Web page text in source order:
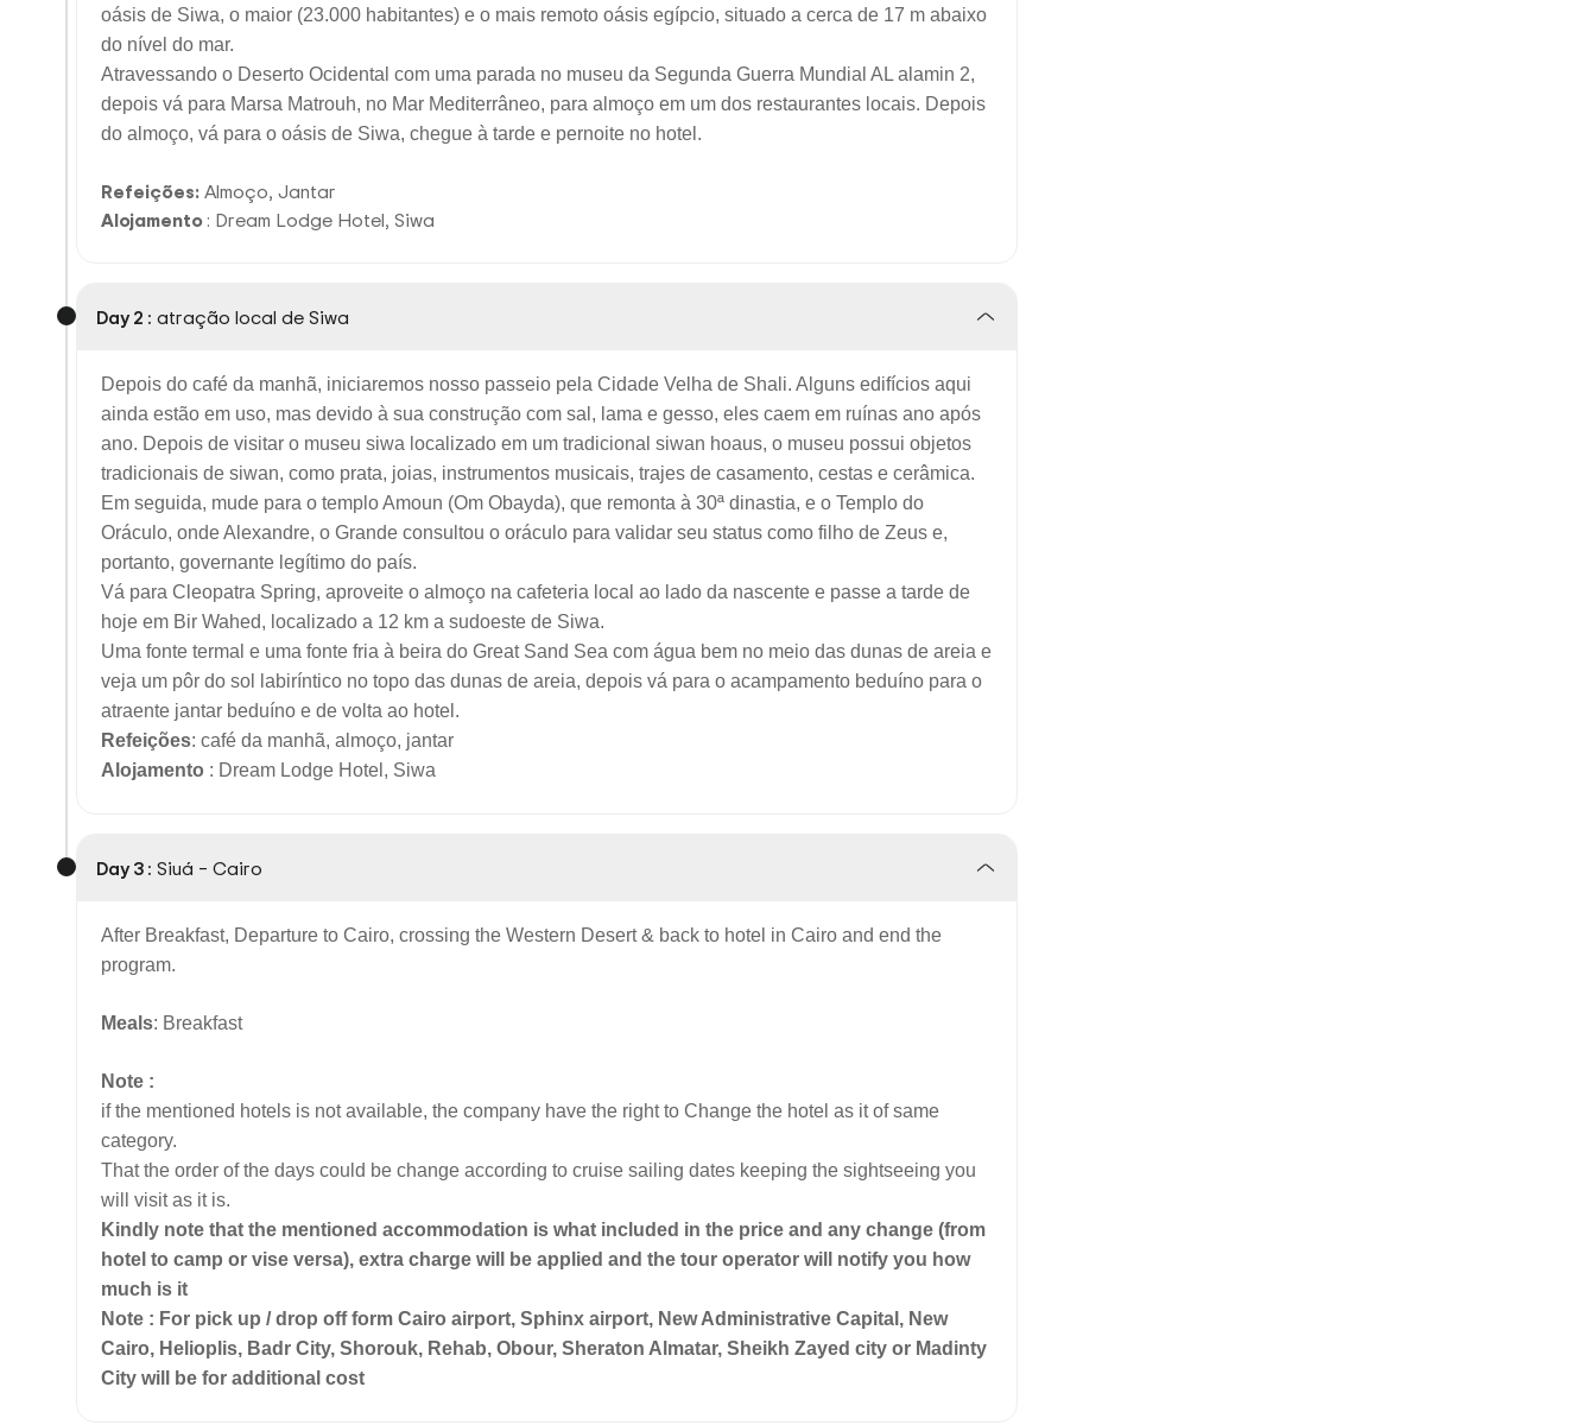
oásis de Siwa, o maior (23.000 habitantes) e o mais remoto oásis egípcio, situado a cerca de 17 m abaixo
do nível do mar.
Atravessando o Deserto Ocidental com uma parada no museu da Segunda Guerra Mundial AL alamin 2,
depois vá para Marsa Matrouh, no Mar Mediterrâneo, para almoço em um dos restaurantes locais. Depois
do almoço, vá para o oásis de Siwa, chegue à tarde e pernoite no hotel.
Refeições:Almoço, Jantar
Alojamento: Dream Lodge Hotel, Siwa
Day 2 : atração local de Siwa
Depois do café da manhã, iniciaremos nosso passeio pela Cidade Velha de Shali. Alguns edifícios aqui
ainda estão em uso, mas devido à sua construção com sal, lama e gesso, eles caem em ruínas ano após
ano. Depois de visitar o museu siwa localizado em um tradicional siwan hoaus, o museu possui objetos
tradicionais de siwan, como prata, joias, instrumentos musicais, trajes de casamento, cestas e cerâmica.
Em seguida, mude para o templo Amoun (Om Obayda), que remonta à 30ª dinastia, e o Templo do
Oráculo, onde Alexandre, o Grande consultou o oráculo para validar seu status como filho de Zeus e,
portanto, governante legítimo do país.
Vá para Cleopatra Spring, aproveite o almoço na cafeteria local ao lado da nascente e passe a tarde de
hoje em Bir Wahed, localizado a 12 km a sudoeste de Siwa.
Uma fonte termal e uma fonte fria à beira do Great Sand Sea com água bem no meio das dunas de areia e
veja um pôr do sol labiríntico no topo das dunas de areia, depois vá para o acampamento beduíno para o
atraente jantar beduíno e de volta ao hotel.
Refeições: café da manhã, almoço, jantar
Alojamento : Dream Lodge Hotel, Siwa
Day 3 : Siuá – Cairo
After Breakfast, Departure to Cairo, crossing the Western Desert & back to hotel in Cairo and end the
program.
Meals: Breakfast
Note :
if the mentioned hotels is not available, the company have the right to Change the hotel as it of same
category.
That the order of the days could be change according to cruise sailing dates keeping the sightseeing you
will visit as it is.
Kindly note that the mentioned accommodation is what included in the price and any change (from
hotel to camp or vise versa), extra charge will be applied and the tour operator will notify you how
much is it
Note : For pick up / drop off form Cairo airport, Sphinx airport, New Administrative Capital, New
Cairo, Helioplis, Badr City, Shorouk, Rehab, Obour, Sheraton Almatar, Sheikh Zayed city or Madinty
City will be for additional cost